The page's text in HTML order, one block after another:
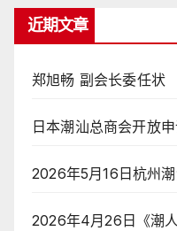
近期文章
郑旭畅 副会长委任状
日本潮汕总商会开放
2026年5月16日杭州
2026年4月26日《潮